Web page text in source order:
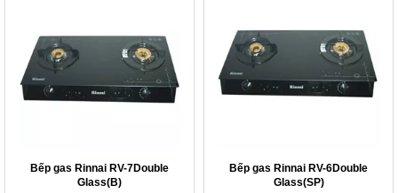
Bếp gas Rinnai RV-7Double
Glass(B)
Bếp gas Rinnai RV-6Double
Glass(SP)